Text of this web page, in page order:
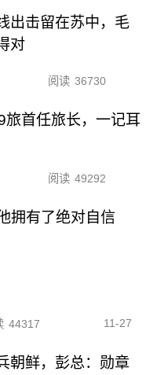
出击留在苏中，毛
对
阅读 36730
旅首任旅长，一记耳
阅读 49292
拥有了绝对自信
44317 11-27
朝鲜，彭总：勋章